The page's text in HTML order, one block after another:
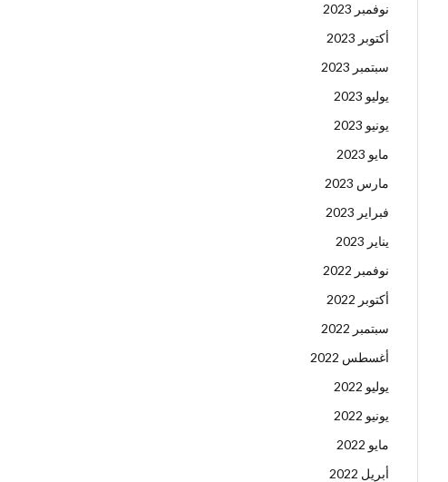
نوفمبر 2023
أكتوبر 2023
سبتمبر 2023
يوليو 2023
يونيو 2023
مايو 2023
مارس 2023
فبراير 2023
يناير 2023
نوفمبر 2022
أكتوبر 2022
سبتمبر 2022
أغسطس 2022
يوليو 2022
يونيو 2022
مايو 2022
أبريل 2022